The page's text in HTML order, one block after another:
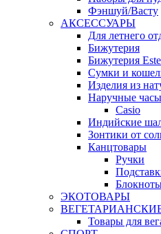
Фэншуй/Васту
АКСЕССУАРЫ
Для летнего
Бижутерия
Бижутерия
Сумки и
Изделия из
Наручные часы
Casio
Индийские
Зонтики от
Канцтовары
Ручки
ЭКОТОВАРЫ
Товары для